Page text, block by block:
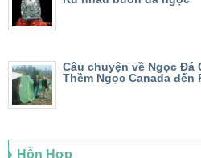
Câu chuyện về Ngọc Đá
Thềm Ngọc Canada
Hỗn Hợp